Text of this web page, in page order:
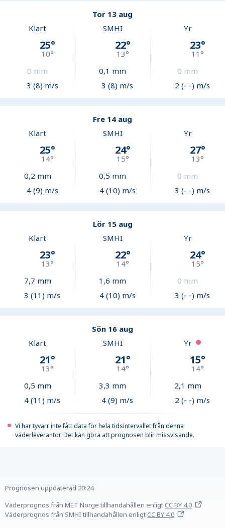
Tor 13 aug
Klart
25°
10°
0 mm
3 (8) m/s
SMHI
22°
13°
0,1 mm
3 (8) m/s
Yr
23°
11°
0 mm
2 (- -) m/s
Fre 14 aug
Klart
25°
14°
0,2 mm
4 (9) m/s
SMHI
24°
15°
0,5 mm
4 (10) m/s
Yr
27°
13°
0 mm
3 (- -) m/s
Lör 15 aug
Klart
23°
13°
7,7 mm
3 (11) m/s
SMHI
22°
14°
1,6 mm
4 (10) m/s
Yr
24°
15°
0 mm
3 (- -) m/s
Sön 16 aug
Klart
21°
13°
0,5 mm
4 (11) m/s
SMHI
21°
14°
3,3 mm
4 (9) m/s
Yr
15°
14°
2,1 mm
2 (- -) m/s
Vi har tyvärr inte fått data för hela tidsintervallet från denna
väderleverantör. Det kan göra att prognosen blir missvisande.
Prognosen uppdaterad 20:24
Väderprognos från MET Norge tillhandahållen enligtCC BY 4.0
Väderprognos från SMHI tillhandahållen enligtCC BY 4.0